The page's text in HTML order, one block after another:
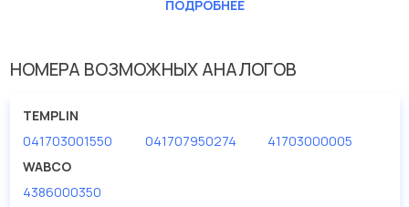
Диаметр [мм] 1
16
Длина [мм]
Длина [мм] 1
845
Способ крепления амортизатора
ПОДРОБНЕЕ
НОМЕРА ВОЗМОЖНЫХ АНАЛОГОВ
TEMPLIN
041703001550
041707950274
41703000005
WABCO
4386000350